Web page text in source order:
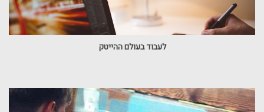
לעבוד בעולם ההייטק